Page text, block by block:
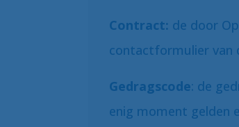
Contract: de door
contactformulier van
Gedragscode: de
enig moment gelden